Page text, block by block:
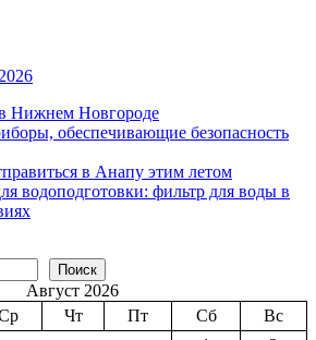
Нижнем Новгороде
обеспечивающие безопасность
в Анапу этим летом
водоподготовки: фильтр для воды в
Поиск
Август 2026
Чт Пт Сб
Вс